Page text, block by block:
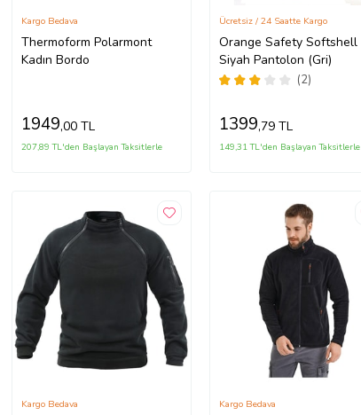
Thermoform Polarmont
Kadın Bordo
Kargo Bedava
1949,00 TL
207,89 TL'den Başlayan Taksitlerle
Orange Safety Softshell
Siyah Pantolon (Gri)
(2)
Ücretsiz / 24 Saatte Kargo
1399,79 TL
149,31 TL'den Başlayan Taksitlerle
Kargo Bedava Kargo Bedava